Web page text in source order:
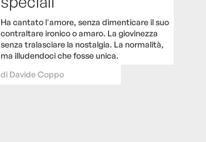
Ha cantato l'amore, senza dimenticare il suo
contraltare ironico o amaro. La giovinezza
senza tralasciare la nostalgia. La normalità,
ma illudendoci che fosse unica.
di Davide Coppo